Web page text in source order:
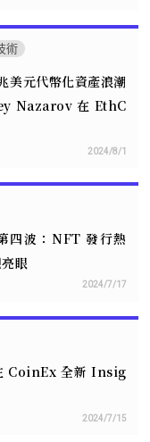
術
元代幣化資產浪潮
Nazarov 在 EthC
2024/8/1
四波：NFT 發行熱
眼
2024/7/17
CoinEx 全新 Insig
2024/7/15